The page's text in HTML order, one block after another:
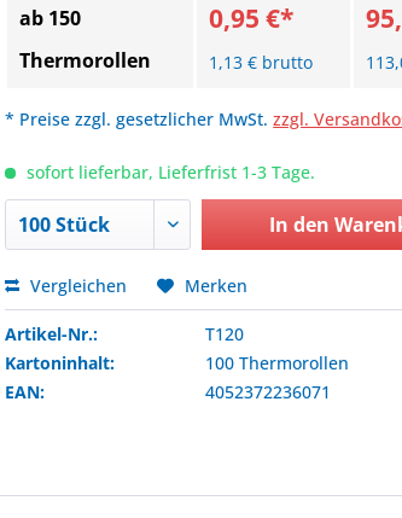
ab 150
Thermorollen
0,95 €*
1,13 € brutto
* Preise zzgl. gesetzlicher MwSt.zzgl.
sofort lieferbar, Lieferfrist 1-3 Tage.
In den
Vergleichen Merken
Artikel-Nr.:
T120
Kartoninhalt:
100 Thermorollen
EAN:
4052372236071